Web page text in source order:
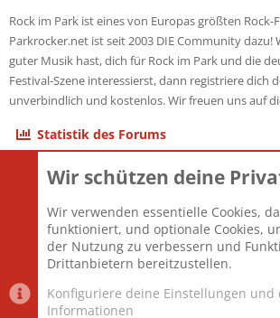
Rock im Park ist eines von Europas größten Rock-
Parkrocker.net ist seit 2003 DIE Community dazu!
guter Musik hast, dich für Rock im Park und die
Festival-Szene interessierst, dann registriere dich
unverbindlich und kostenlos. Wir freuen uns auf
Statistik des Forums
Themen
Mitglieder
Neuestes Mitglied
Wir schützen deine
Wir verwenden essentielle Cookies,
funktioniert, und optionale Cookies,
der Nutzung zu verbessern und
Drittanbietern bereitzustellen.
Konfiguriere deine Einstellungen und
Informationen